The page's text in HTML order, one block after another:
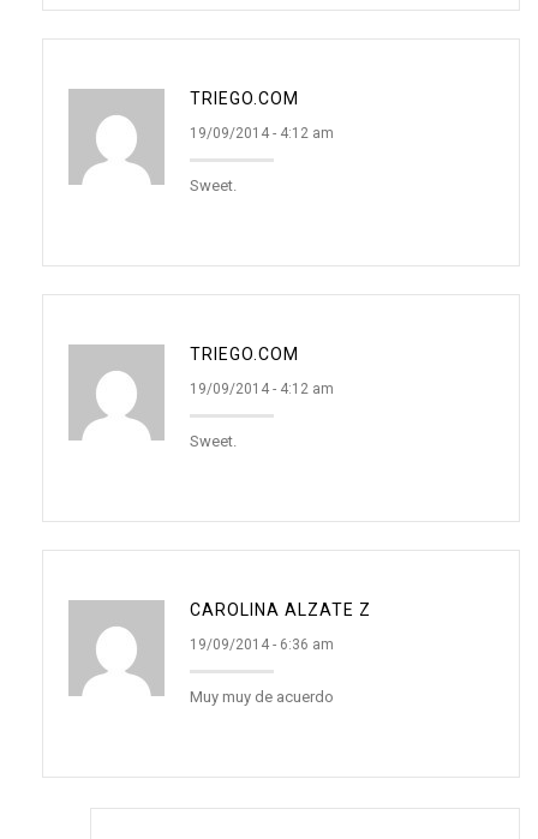
TRIEGO.COM
19/09/2014 - 4:12 am
Sweet.
TRIEGO.COM
19/09/2014 - 4:12 am
Sweet.
CAROLINA ALZATE Z
19/09/2014 - 6:36 am
Muy muy de acuerdo